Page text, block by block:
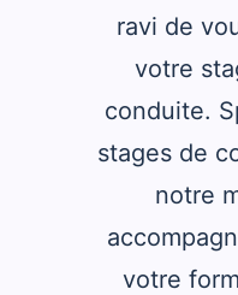
ravi de
votre
conduite.
stages de
notre
votre